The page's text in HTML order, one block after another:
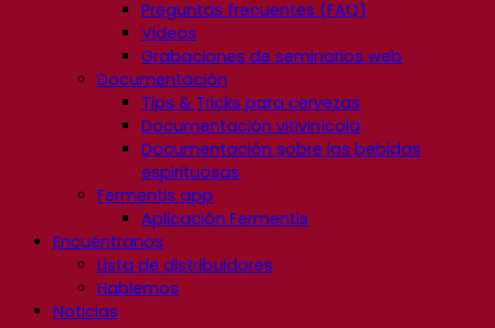
Preguntas frecuentes (FAQ)
Videos
Grabaciones de seminarios web
Documentación
Tips & Tricks para cervezas
Documentación vitivinícola
Documentación sobre las bebidas
espirituosas
Fermentis app
Aplicación Fermentis
Encuéntranos
Lista de distribuidores
Hablemos
Noticias